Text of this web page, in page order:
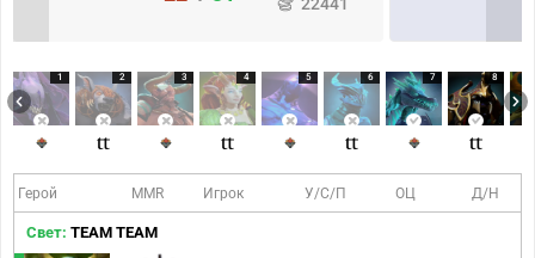
1 2 3 4 5 6 7 8
Герой MMR Игрок У/С/П ОЦ Д/Н
Свет: TEAM TEAM